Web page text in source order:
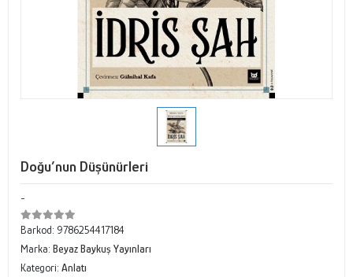
Doğu’nun Düşünürleri
-
Barkod: 9786254417184
Marka: Beyaz Baykuş Yayınları
Kategori: Anlatı